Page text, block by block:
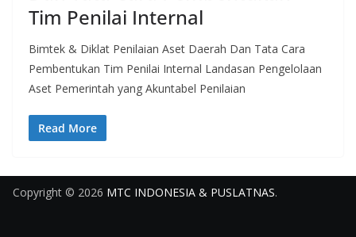
Tim Penilai Internal
Bimtek & Diklat Penilaian Aset Daerah Dan Tata Cara
Pembentukan Tim Penilai Internal Landasan Pengelolaan
Aset Pemerintah yang Akuntabel Penilaian
Read More
Copyright © 2026 MTC INDONESIA & PUSLATNAS.